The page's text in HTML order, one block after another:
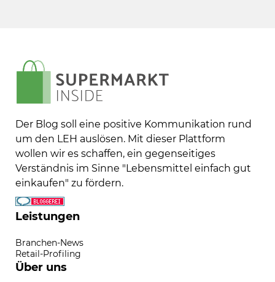
Der Blog soll eine positive Kommunikation rund
um den LEH auslösen. Mit dieser Plattform
wollen wir es schaffen, ein gegenseitiges
Verständnis im Sinne "Lebensmittel einfach gut
einkaufen" zu fördern.
Leistungen
Branchen-News
Retail-Profiling
Über uns